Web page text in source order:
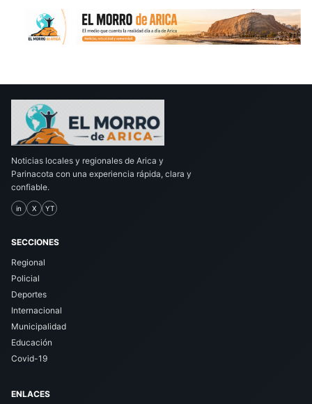
Noticias locales y regionales de Arica y
Parinacota con una experiencia rápida, clara y
confiable.
in X YT
SECCIONES
Regional
Policial
Deportes
Internacional
Municipalidad
Educación
Covid-19
ENLACES